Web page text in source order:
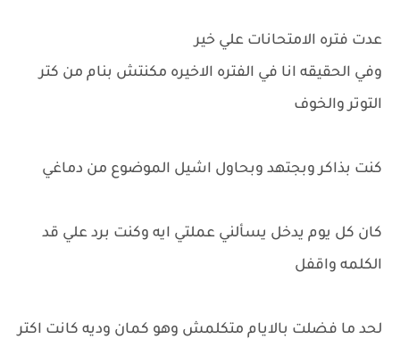
عدت فتره الامتحانات علي خير
وفي الحقيقه انا في الفتره الاخيره مكنتش بنام من كتر
التوتر والخوف
كنت بذاكر وبجتهد وبحاول اشيل الموضوع من دماغي
كان كل يوم يدخل يسألني عملتي ايه وكنت برد علي قد
الكلمه واقفل
لحد ما فضلت بالايام متكلمش وهو كمان وديه كانت اكتر